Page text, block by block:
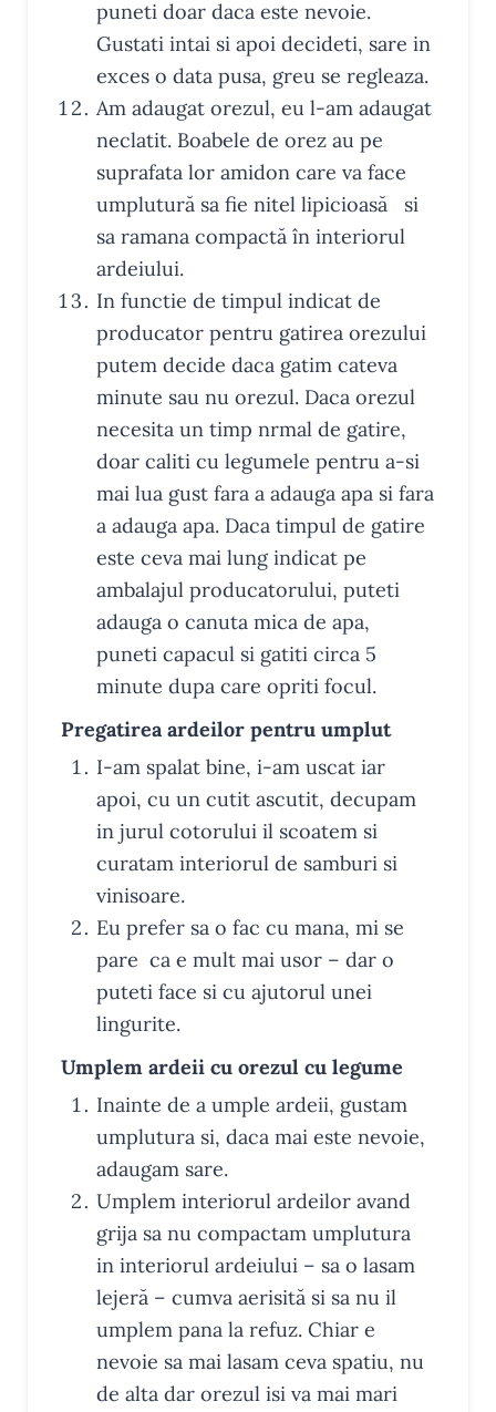
puneti doar daca este nevoie.
Gustati intai si apoi decideti, sare in
exces o data pusa, greu se regleaza.
Am adaugat orezul, eu l-am adaugat
neclatit. Boabele de orez au pe
suprafata lor amidon care va face
umplutură sa fie nitel lipicioasă si
sa ramana compactă în interiorul
ardeiului.
In functie de timpul indicat de
producator pentru gatirea orezului
putem decide daca gatim cateva
minute sau nu orezul. Daca orezul
necesita un timp nrmal de gatire,
doar caliti cu legumele pentru a-si
mai lua gust fara a adauga apa si fara
a adauga apa. Daca timpul de gatire
este ceva mai lung indicat pe
ambalajul producatorului, puteti
adauga o canuta mica de apa,
puneti capacul si gatiti circa 5
minute dupa care opriti focul.
Pregatirea ardeilor pentru umplut
I-am spalat bine, i-am uscat iar
apoi, cu un cutit ascutit, decupam
in jurul cotorului il scoatem si
curatam interiorul de samburi si
vinisoare.
Eu prefer sa o fac cu mana, mi se
pare ca e mult mai usor – dar o
puteti face si cu ajutorul unei
lingurite.
Umplem ardeii cu orezul cu legume
Inainte de a umple ardeii, gustam
umplutura si, daca mai este nevoie,
adaugam sare.
Umplem interiorul ardeilor avand
grija sa nu compactam umplutura
in interiorul ardeiului – sa o lasam
lejeră – cumva aerisită si sa nu il
umplem pana la refuz. Chiar e
nevoie sa mai lasam ceva spatiu, nu
de alta dar orezul isi va mai mari